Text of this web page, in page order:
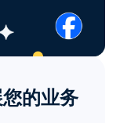
的业务